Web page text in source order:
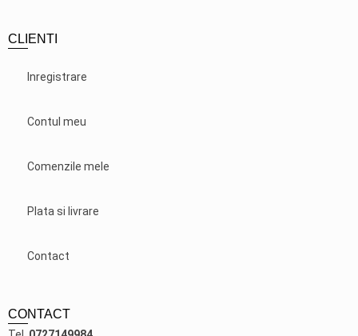
CLIENTI
Inregistrare
Contul meu
Comenzile mele
Plata si livrare
Contact
CONTACT